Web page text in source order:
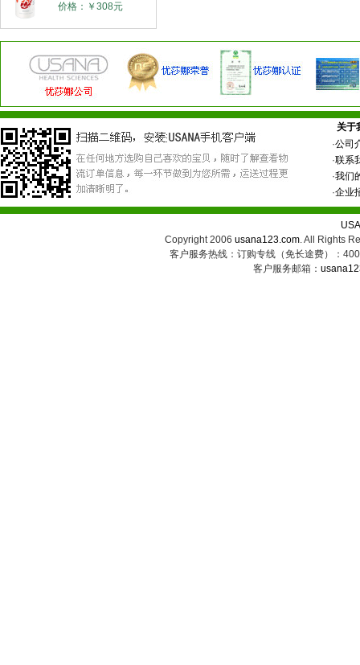
价格：￥308元
关于
·公司
·联系
·我们
·企业
Copyright 2006 usana123.com. All Rights
客户服务热线：订购专线（免长途费）：
客户服务邮箱：